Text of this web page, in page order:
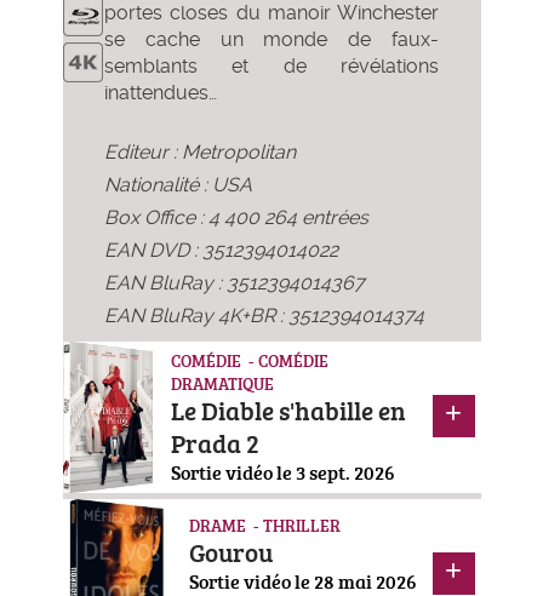
portes closes du manoir Winchester
se cache un monde de faux-
semblants et de révélations
inattendues…
Editeur : Metropolitan
Nationalité : USA
Box Office : 4 400 264 entrées
EAN DVD : 3512394014022
EAN BluRay : 3512394014367
EAN BluRay 4K+BR : 3512394014374
COMÉDIE - COMÉDIE
DRAMATIQUE
Le Diable s'habille en
Prada 2
Sortie vidéo le 3 sept. 2026
DRAME - THRILLER
Gourou
Sortie vidéo le 28 mai 2026